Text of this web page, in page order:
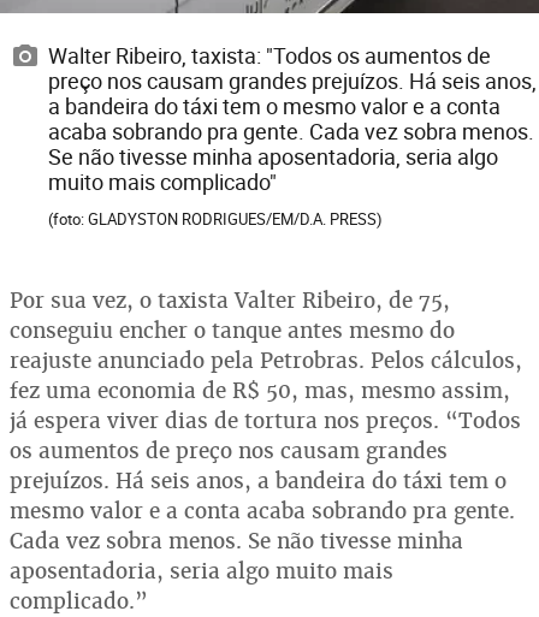
Walter Ribeiro, taxista: "Todos os aumentos de
preço nos causam grandes prejuízos. Há seis anos,
a bandeira do táxi tem o mesmo valor e a conta
acaba sobrando pra gente. Cada vez sobra menos.
Se não tivesse minha aposentadoria, seria algo
muito mais complicado"
(foto: GLADYSTON RODRIGUES/EM/D.A. PRESS)
Por sua vez, o taxista Valter Ribeiro, de 75,
conseguiu encher o tanque antes mesmo do
reajuste anunciado pela Petrobras. Pelos cálculos,
fez uma economia de R$ 50, mas, mesmo assim,
já espera viver dias de tortura nos preços. “Todos
os aumentos de preço nos causam grandes
prejuízos. Há seis anos, a bandeira do táxi tem o
mesmo valor e a conta acaba sobrando pra gente.
Cada vez sobra menos. Se não tivesse minha
aposentadoria, seria algo muito mais
complicado.”